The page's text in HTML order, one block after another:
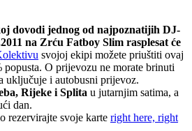
dovodi jednog od najpoznatijih DJ-
na Zrću Fatboy Slim rasplesat će
svojoj ekipi možete priuštiti ovaj
popusta. O prijevozu ne morate brinuti
uključuje i autobusni prijevoz.
Rijeke i Splita u jutarnjim satima, a
dan.
rezervirajte svoje karte right here, right